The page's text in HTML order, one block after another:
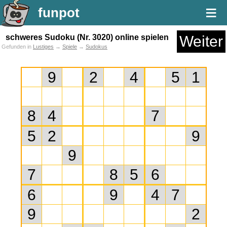
funpot ≡
schweres Sudoku (Nr. 3020) online spielen Weiter
Gefunden in Lustiges → Spiele → Sudokus